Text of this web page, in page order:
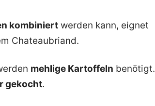
kombiniert werden kann, eignet
Chateaubriand.
mehlige Kartoffeln benötigt.
gekocht.